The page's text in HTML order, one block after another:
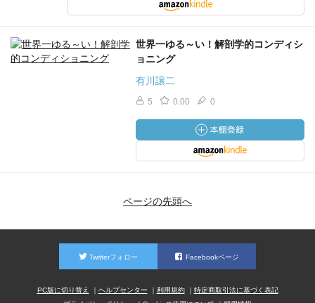
世界一ゆる～い！解剖学的コンディシ
ョニング
有川譲二
5 0.00 0
ページの先頭へ
Twitterフォロー Facebookページ
PC版に切り替え ヘルプセンター 利用規約
特定商取引法に基づく表記